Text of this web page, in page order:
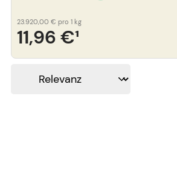
11,96 €¹
23.920,00 € pro 1 kg